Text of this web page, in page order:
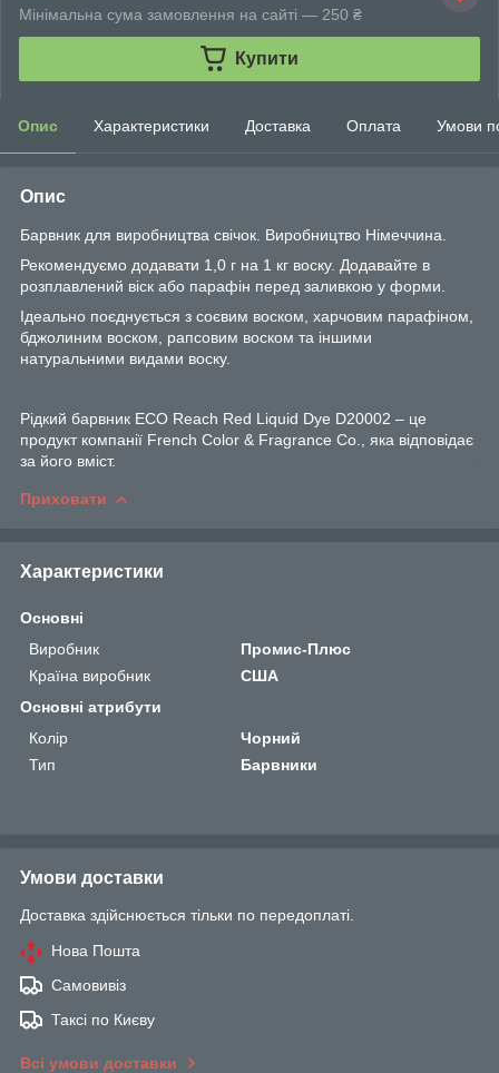
Мінімальна сума замовлення на сайті — 250 ₴
Купити
Опис Характеристики Доставка Оплата Умови
Опис
Барвник для виробництва свічок. Виробництво Німеччина.
Рекомендуємо додавати 1,0 г на 1 кг воску. Додавайте в
розплавлений віск або парафін перед заливкою у форми.
Ідеально поєднується з соєвим воском, харчовим парафіном,
бджолиним воском, рапсовим воском та іншими
натуральними видами воску.
Рідкий барвник ECO Reach Red Liquid Dye D20002 – це
продукт компанії French Color & Fragrance Co., яка відповідає
за його вміст.
Приховати
Характеристики
Основні
Виробник
Промис-Плюс
Країна виробник
США
Основні атрибути
Колір
Чорний
Тип
Барвники
Умови доставки
Доставка здійснюється тільки по передоплаті.
Нова Пошта
Самовивіз
Таксі по Києву
Всі умови доставки